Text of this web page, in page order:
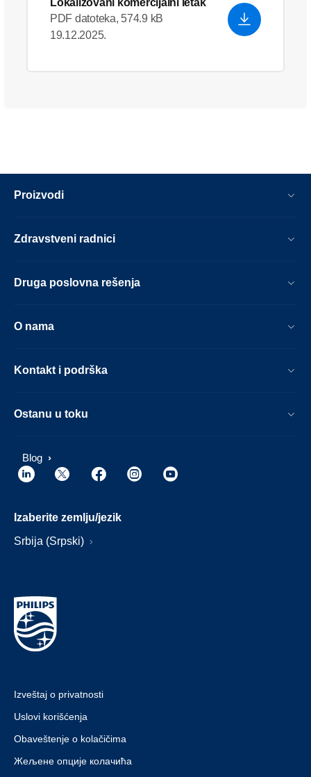
Lokalizovani komercijalni letak
PDF datoteka, 574.9 kB
19.12.2025.
Proizvodi
Zdravstveni radnici
Druga poslovna rešenja
O nama
Kontakt i podrška
Ostanu u toku
Blog
Izaberite zemlju/jezik
Srbija (Srpski)
Izveštaj o privatnosti
Uslovi korišćenja
Obaveštenje o kolačičima
Жељене опције колачића